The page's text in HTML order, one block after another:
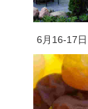
6月16-17